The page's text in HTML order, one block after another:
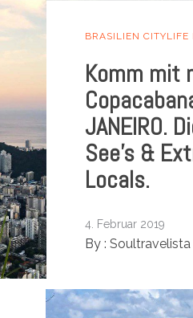
BRASILIEN CITYLIFE
Komm mit
JANEIRO.
See’s &
Locals.
4. Februar 2019
By : Soultravelista